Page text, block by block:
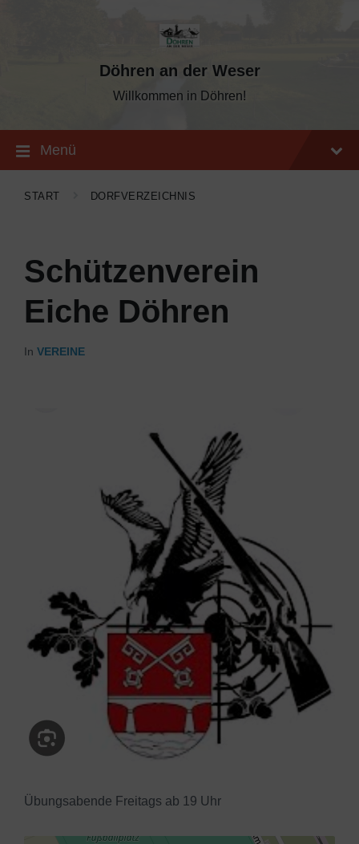
Döhren an der Weser
Willkommen in Döhren!
Menü
START DORFVERZEICHNIS
Schützenverein
Eiche Döhren
In VEREINE
Übungsabende Freitags ab 19 Uhr